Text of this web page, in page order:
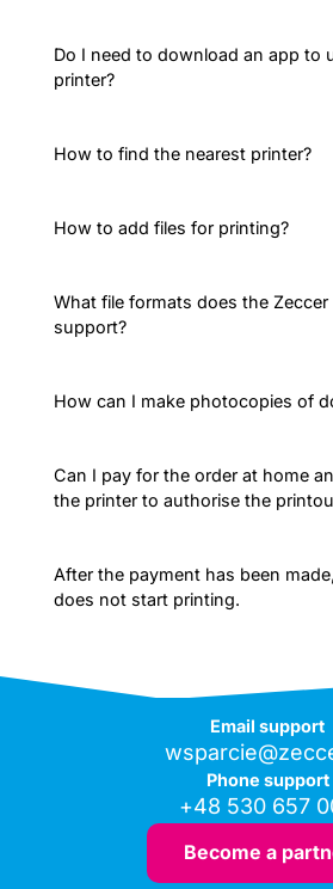
Do I need to download an app to
printer?
How to find the nearest printer?
How to add files for printing?
What file formats does the Zeccer
support?
How can I make photocopies of
Can I pay for the order at home
the printer to authorise the
After the payment has been
does not start printing.
Email support
Phone support
+48 530 657
Become a